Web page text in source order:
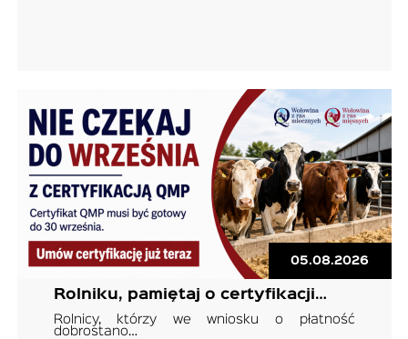
05.08.2026
Rolniku, pamiętaj o certyfikacji…
Rolnicy, którzy we wniosku o płatność
dobrostano…